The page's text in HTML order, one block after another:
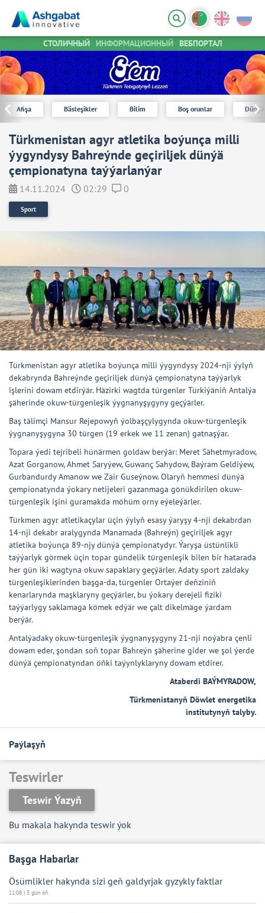
СТОЛИЧНЫЙ ИНФОРМАЦИОННЫЙ ВЕБПОРТАЛ
Afişa Bäsleşikler Bilim Boş orunlar
Türkmenistan agyr atletika boýunça milli
ýygyndysy Bahreýnde geçiriljek dünýä
çempionatyna taýýarlanýar
14.11.2024 02:29 0
Sport
Türkmenistan agyr atletika boýunça milli ýygyndysy 2024-nji ýylyň
dekabrynda Bahreýnde geçiriljek dünýä çempionatyna taýýarlyk
işlerini dowam etdirýär. Häzirki wagtda türgenler Türkiýäniň Antalýa
şäherinde okuw-türgenleşik ýygnanyşygyny geçýärler.
Baş tälimçi Mansur Rejepowyň ýolbaşçylygynda okuw-türgenleşik
ýygnanyşygyna 30 türgen (19 erkek we 11 zenan) gatnaşýar.
Topara ýedi tejribeli hünärmen goldaw berýär: Meret Sähetmyradow,
Azat Gorganow, Ahmet Saryýew, Guwanç Sahydow, Baýram Geldiýew,
Gurbandurdy Amanow we Zair Guseýnow. Olaryň hemmesi dünýä
çempionatynda ýokary netijeleri gazanmaga gönükdirilen okuw-
türgenleşik işini guramakda möhüm orny eýeleýärler.
Türkmen agyr atletikaçylar üçin ýylyň esasy ýaryşy 4-nji dekabrdan
14-nji dekabr aralygynda Manamada (Bahreýn) geçiriljek agyr
atletika boýunça 89-njy dünýä çempionatydyr. Ýaryşa üstünlikli
taýýarlyk görmek üçin topar gündelik türgenleşik bilen bir hatarada
her gün iki wagtyna okuw sapaklary geçýärler. Adaty sport zaldaky
türgenleşiklerinden başga-da, türgenler Ortaýer deňziniň
kenarlarynda maşklaryny geçýärler, bu ýokary derejeli fiziki
taýýarlygy saklamaga kömek edýär we çalt dikelmäge ýardam
berýär.
Antalýadaky okuw-türgenleşik ýygnanyşygyny 21-nji noýabra çenli
dowam eder, şondan soň topar Bahreýn şäherine gider we şol ýerde
dünýä çempionatyndan öňki taýynlyklaryny dowam etdirer.
Ataberdi BAÝMYRADOW,
Türkmenistanyň Döwlet energetika
institutynyň talyby.
Paýlaşyň
Başga Habarlar
Ösümlikler hakynda sizi geň galdyrjak gyzykly faktlar
11:08 | 5 gün öň
Teswirler
Teswir Ýazyň
Bu makala hakynda teswir ýok